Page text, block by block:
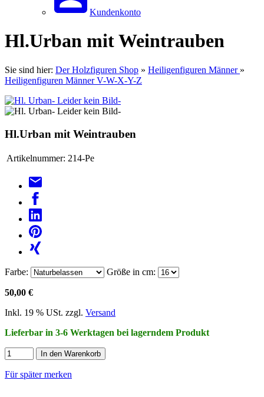
Kundenkonto
Hl.Urban mit Weintrauben
Sie sind hier: Der Holzfiguren Shop » Heiligenfiguren Männer »
Heiligenfiguren Männer V-W-X-Y-Z
Hl.Urban mit Weintrauben
Artikelnummer: 214-Pe
Farbe: Größe in cm:
50,00 €
Inkl. 19 % USt. zzgl. Versand
Lieferbar in 3-6 Werktagen bei lagerndem Produkt
In den Warenkorb
Für später merken